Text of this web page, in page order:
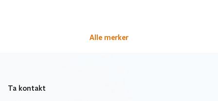
Alle merker
Ta kontakt